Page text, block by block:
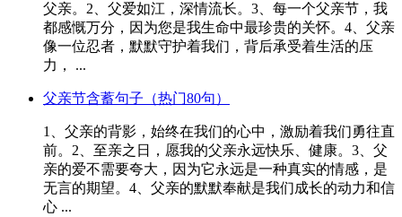
父亲。2、父爱如江，深情流长。3、每一个父亲节，我
都感慨万分，因为您是我生命中最珍贵的关怀。4、父亲
像一位忍者，默默守护着我们，背后承受着生活的压
力， ...
父亲节含蓄句子（热门80句）
1、父亲的背影，始终在我们的心中，激励着我们勇往直
前。2、至亲之日，愿我的父亲永远快乐、健康。3、父
亲的爱不需要夸大，因为它永远是一种真实的情感，是
无言的期望。4、父亲的默默奉献是我们成长的动力和信
心 ...